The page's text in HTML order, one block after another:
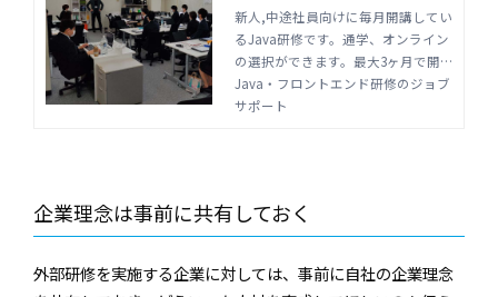
月)
新人,中途社員向けに毎月開講してい
るJava研修です。通学、オンライン
の選択ができます。最大3ヶ月で開
発環境(言語、バージョンアップな
ど)に左右されない基礎知識、開発チ
Java・フロントエンド研修のジョブ
サポート
企業理念は事前に共有しておく
外部研修を実施する企業に対しては、事前に自社の企業理念